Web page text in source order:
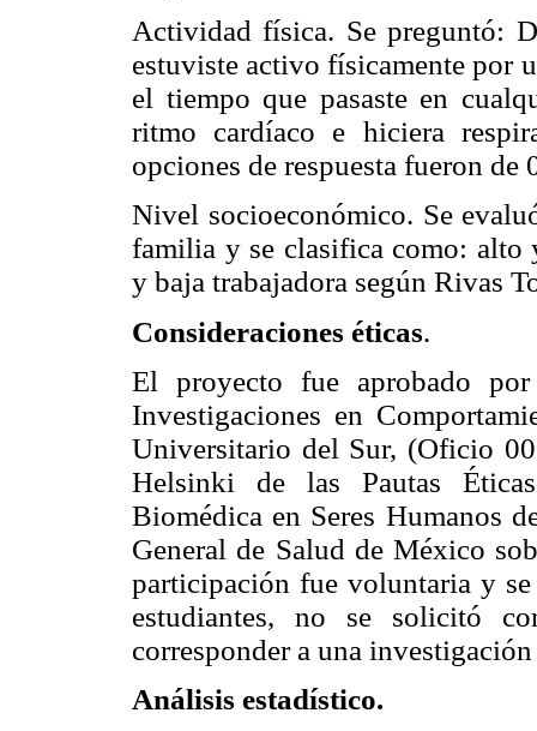
Actividad física. Se preguntó:
estuviste activo físicamente por
el tiempo que pasaste en
ritmo cardíaco e hiciera
opciones de respuesta fueron
Nivel socioeconómico. Se
familia y se clasifica como: alto
y baja trabajadora según Rivas
Consideraciones éticas.
El proyecto fue aprobado
Investigaciones en
Universitario del Sur, (Oficio
Helsinki de las Pautas
Biomédica en Seres Humanos
General de Salud de México
participación fue voluntaria y
estudiantes, no se solicitó
corresponder a una
Análisis estadístico.